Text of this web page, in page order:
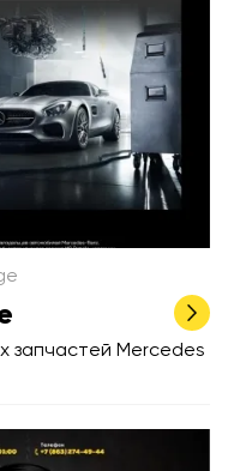
запчастей Mercedes